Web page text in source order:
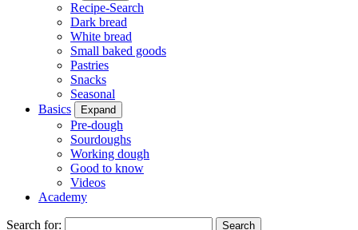
Recipe-Search
Dark bread
White bread
Small baked goods
Pastries
Snacks
Seasonal
Basics
Expand
Pre-dough
Sourdoughs
Working dough
Good to know
Videos
Academy
Search for: